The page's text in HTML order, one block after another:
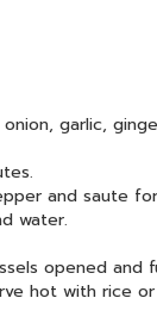
garlic,
and saute
water.
opened and
hot with rice